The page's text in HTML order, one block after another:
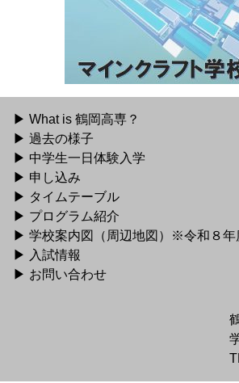
What is 鶴岡高専？
過去の様子
中学生一日体験入学
申し込み
タイムテーブル
プログラム紹介
学校案内図（周辺地図）※令和８年
入試情報
お問い合わせ